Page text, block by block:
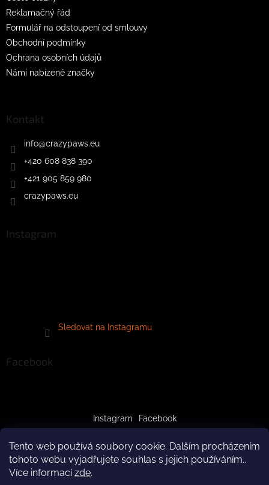
Tento web používá soubory cookie. Dalším procházením
tohoto webu vyjadřujete souhlas s jejich používáním..
Více informacízde.
Reklamačný řád
Formulář na odstoupení od smlouvy
Obchodní podmínky
Ochrana osobních údajů
Námi nabízené značky
Kontakt
info@crazypaws.eu
+420 608 838 390
+421 905 859 980
crazypaws.eu
Instagram
Sledovat na Instagramu
Facebook
Instagram Facebook